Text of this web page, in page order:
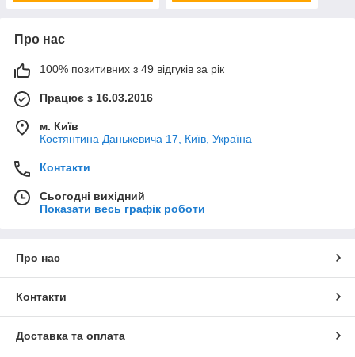
Про нас
100% позитивних з 49 відгуків за рік
Працює з 16.03.2016
м. Київ
Костянтина Данькевича 17, Київ, Україна
Контакти
Сьогодні вихідний
Показати весь графік роботи
Про нас
Контакти
Доставка та оплата